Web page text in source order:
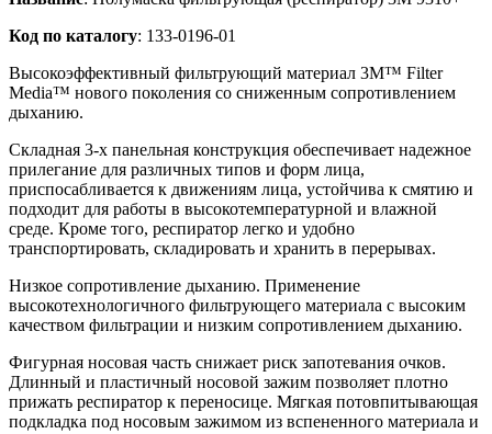
Код по каталогу: 133-0196-01
Высокоэффективный фильтрующий материал 3M™ Filter
Media™ нового поколения со сниженным сопротивлением
дыханию.
Складная 3-х панельная конструкция обеспечивает надежное
прилегание для различных типов и форм лица,
приспосабливается к движениям лица, устойчива к смятию и
подходит для работы в высокотемпературной и влажной
среде. Кроме того, респиратор легко и удобно
транспортировать, складировать и хранить в перерывах.
Низкое сопротивление дыханию. Применение
высокотехнологичного фильтрующего материала с высоким
качеством фильтрации и низким сопротивлением дыханию.
Фигурная носовая часть снижает риск запотевания очков.
Длинный и пластичный носовой зажим позволяет плотно
прижать респиратор к переносице. Мягкая потовпитывающая
подкладка под носовым зажимом из вспененного материала и